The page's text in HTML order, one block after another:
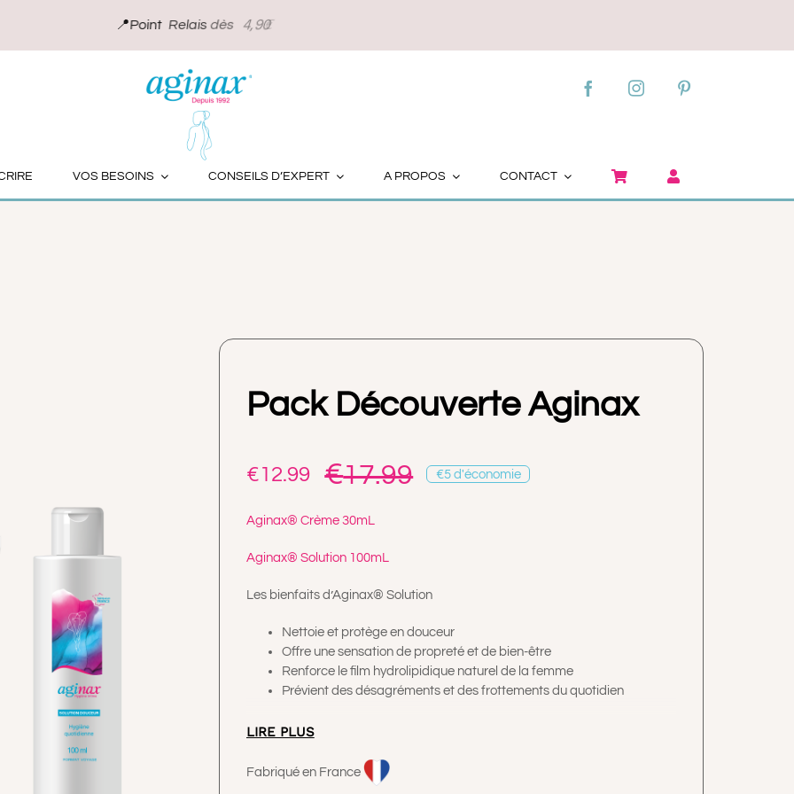
VOS BESOINS CONSEILS D’EXPERT A PROPOS CONTACT
Pack Découverte Aginax
Pack Découverte Aginax
€17.99Le
€12.99
Le€5 d'économie
Aginax® Crème 30mL
Aginax® Solution 100mL
Les bienfaits d’Aginax® Solution
Nettoie et protège en douceur
Offre une sensation de propreté et de bien-être
Renforce le film hydrolipidique naturel de la femme
Prévient des désagréments et des frottements du quotidien
Les bienfaits d’Aginax® Crème
Contribue à soulager l’irritation vaginale immédiatement pendant 8
heures
LIRE PLUS
Fabriqué en France